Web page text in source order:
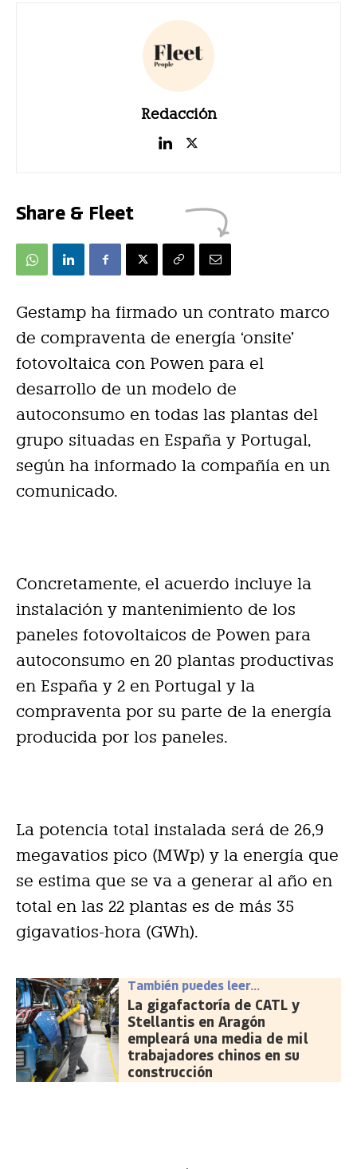
Redacción
Share & Fleet
Gestamp ha firmado un contrato marco
de compraventa de energía ‘onsite’
fotovoltaica con Powen para el
desarrollo de un modelo de
autoconsumo en todas las plantas del
grupo situadas en España y Portugal,
según ha informado la compañía en un
comunicado.
Concretamente, el acuerdo incluye la
instalación y mantenimiento de los
paneles fotovoltaicos de Powen para
autoconsumo en 20 plantas productivas
en España y 2 en Portugal y la
compraventa por su parte de la energía
producida por los paneles.
La potencia total instalada será de 26,9
megavatios pico (MWp) y la energía que
se estima que se va a generar al año en
total en las 22 plantas es de más 35
gigavatios-hora (GWh).
También puedes leer...
La gigafactoría de CATL y
Stellantis en Aragón
empleará una media de mil
trabajadores chinos en su
construcción